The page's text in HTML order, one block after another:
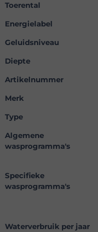
Toerental
Energielabel
Geluidsniveau
Diepte
Artikelnummer
Merk
Type
Algemene
wasprogramma's
Specifieke
wasprogramma's
Waterverbruik per jaar